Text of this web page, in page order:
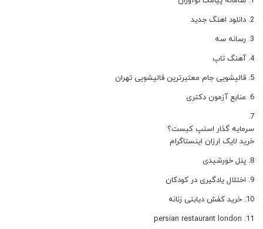
دانلود اهنگ جدید
رسانه سه
آهنگ تاپ
قالیشویی جام معتبرترین قالیشویی تهران
منابع آزمون دکتری
سرمایه گذار اسنپ کیست؟
خرید لایک ارزان اینستاگرام
پنل خورشیدی
اختلال یادگیری در کودکان
خرید کفش دیابتی زنانه
persian restaurant london